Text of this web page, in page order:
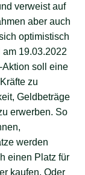
verweist auf
aber auch
optimistisch
19.03.2022
soll eine
zu
Geldbeträge
erwerben. So
werden
einen Platz für
kaufen. Oder